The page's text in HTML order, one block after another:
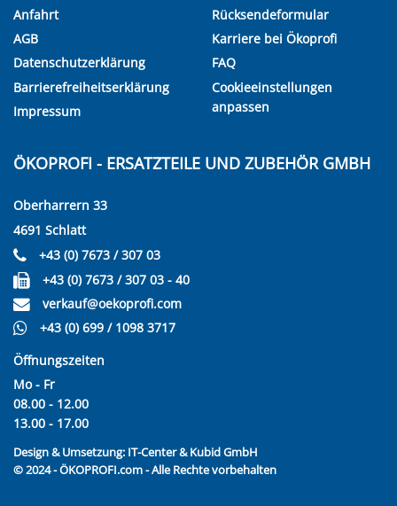
Anfahrt
AGB
Datenschutzerklärung
Barrierefreiheitserklärung
Impressum
Rücksendeformular
Karriere bei Ökoprofi
FAQ
Cookieeinstellungen
anpassen
ÖKOPROFI - ERSATZTEILE UND ZUBEHÖR GMBH
Oberharrern 33
4691 Schlatt
+43 (0) 7673 / 307 03
+43 (0) 7673 / 307 03 - 40
verkauf@oekoprofi.com
+43 (0) 699 / 1098 3717
Öffnungszeiten
Mo - Fr
08.00 - 12.00
13.00 - 17.00
Design & Umsetzung: IT-Center & Kubid GmbH
© 2024 - ÖKOPROFI.com - Alle Rechte vorbehalten